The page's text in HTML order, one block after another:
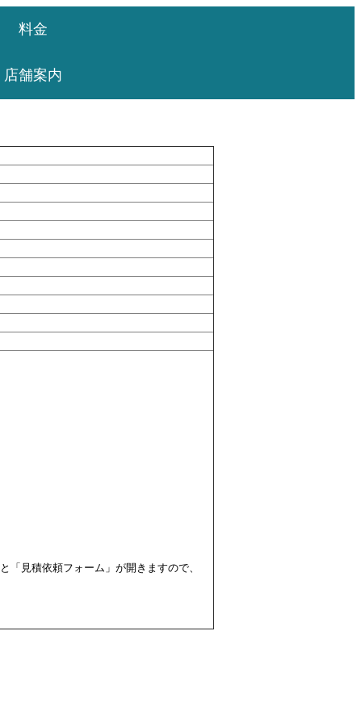
料金
店舗案内
見積依頼フォーム」が開きますので、